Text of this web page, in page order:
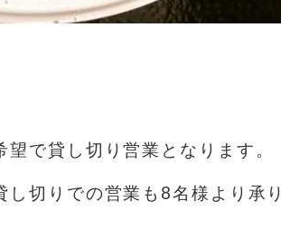
で貸し切り営業となります。
切りでの営業も8名様より承り